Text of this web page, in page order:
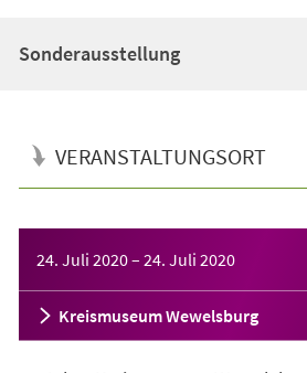
Sonderausstellung
VERANSTALTUNGSORT
24. Juli 2020– 24. Juli 2020
Kreismuseum Wewelsburg